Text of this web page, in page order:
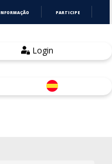
PARTICIPE
Login